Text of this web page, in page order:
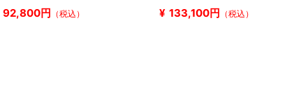
92,800円 （税込） ¥ 133,100円 （税込）